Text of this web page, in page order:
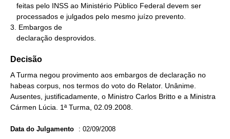
3. Embargos de
   declaração desprovidos.
Decisão
A Turma negou provimento aos embargos de declaração no
habeas corpus, nos termos do voto do Relator. Unânime.
Ausentes, justificadamente, o Ministro Carlos Britto e a Ministra
Cármen Lúcia. 1ª Turma, 02.09.2008.
Data do Julgamento : 02/09/2008